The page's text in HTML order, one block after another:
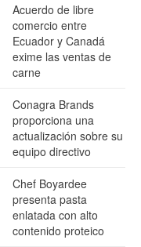
Acuerdo de libre
comercio entre
Ecuador y Canadá
exime las ventas de
carne
Conagra Brands
proporciona una
actualización sobre su
equipo directivo
Chef Boyardee
presenta pasta
enlatada con alto
contenido proteico